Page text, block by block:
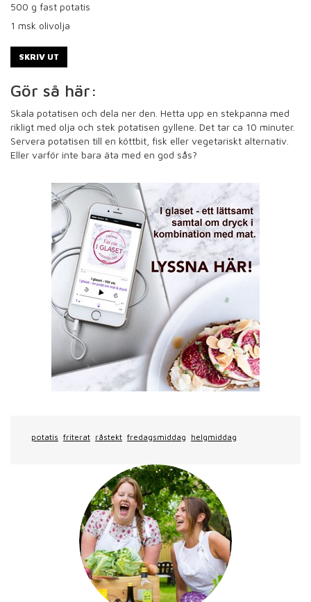
500 g fast potatis
1 msk olivolja
SKRIV UT
Gör så här:
Skala potatisen och dela ner den. Hetta upp en stekpanna med
rikligt med olja och stek potatisen gyllene. Det tar ca 10 minuter.
Servera potatisen till en köttbit, fisk eller vegetariskt alternativ.
Eller varför inte bara äta med en god sås?
potatis friterat råstekt fredagsmiddag helgmiddag